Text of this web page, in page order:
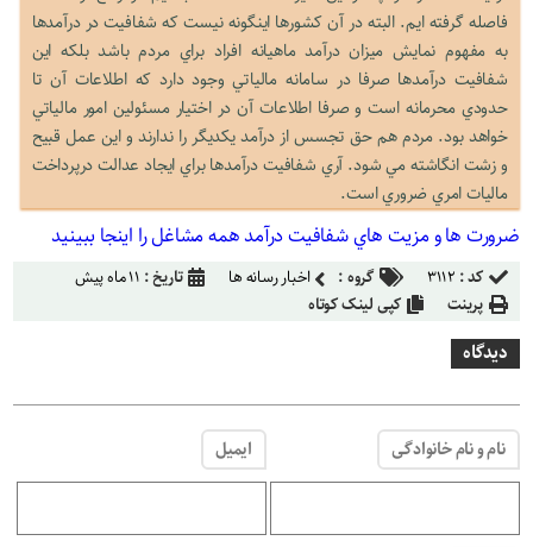
فاصله گرفته ايم. البته در آن كشورها اينگونه نيست كه شفافيت در درآمدها
به مفهوم نمايش ميزان درآمد ماهيانه افراد براي مردم باشد بلكه اين
شفافيت درآمدها صرفا در سامانه مالياتي وجود دارد كه اطلاعات آن تا
حدودي محرمانه است و صرفا اطلاعات آن در اختيار مسئولين امور مالياتي
خواهد بود. مردم هم حق تجسس از درآمد يكديگر را ندارند و اين عمل قبيح
و زشت انگاشته مي شود. آري شفافيت درآمدها براي ايجاد عدالت درپرداخت
ماليات امري ضروري است.
ضرورت ها و مزيت هاي شفافيت درآمد همه مشاغل را اینجا ببینید
کد : ۳۱۱۲ گروه : اخبار رسانه ها تاریخ : ۱۱ ماه پیش
پرینت
کپی لینک کوتاه
دیدگاه
نام و نام خانوادگی ایمیل